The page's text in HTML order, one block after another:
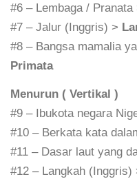
#6 – Lembaga / Pranata
#7 – Jalur (Inggris) >
#8 – Bangsa mamalia
Primata
Menurun ( Vertikal )
#9 – Ibukota negara
#10 – Berkata kata
#11 – Dasar laut yang
#12 – Langkah (Inggris)